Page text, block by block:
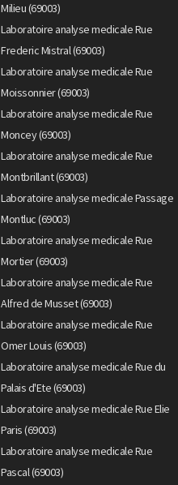
Milieu (69003)
Laboratoire analyse medicale Rue
Frederic Mistral (69003)
Laboratoire analyse medicale Rue
Moissonnier (69003)
Laboratoire analyse medicale Rue
Moncey (69003)
Laboratoire analyse medicale Rue
Montbrillant (69003)
Laboratoire analyse medicale Passage
Montluc (69003)
Laboratoire analyse medicale Rue
Mortier (69003)
Laboratoire analyse medicale Rue
Alfred de Musset (69003)
Laboratoire analyse medicale Rue
Omer Louis (69003)
Laboratoire analyse medicale Rue du
Palais d'Ete (69003)
Laboratoire analyse medicale Rue Elie
Paris (69003)
Laboratoire analyse medicale Rue
Pascal (69003)